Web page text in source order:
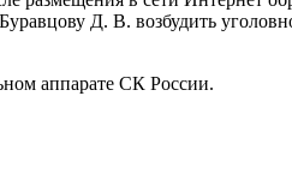
Д. В. возбудить
аппарате СК России.